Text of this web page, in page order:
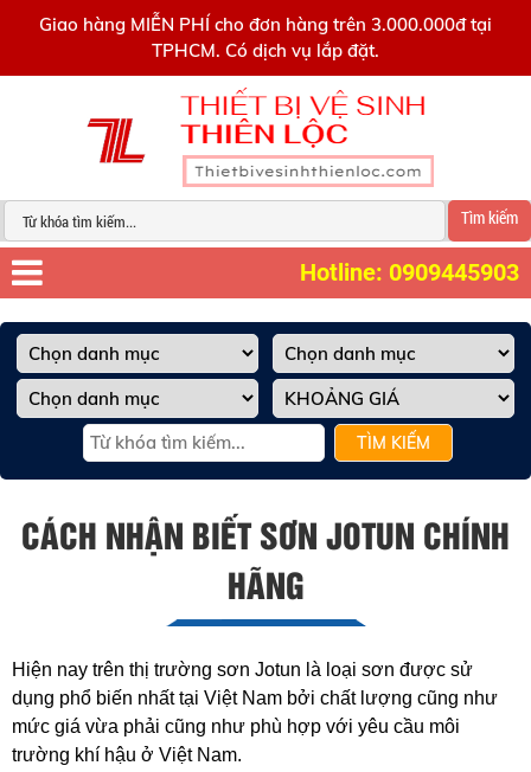
Giao hàng MIỄN PHÍ cho đơn hàng trên 3.000.000đ tại
TPHCM. Có dịch vụ lắp đặt.
Tìm kiếm
Hotline: 0909445903
TÌM KIẾM
CÁCH NHẬN BIẾT SƠN JOTUN CHÍNH
HÃNG
Hiện nay trên thị trường sơn Jotun là loại sơn được sử
dụng phổ biến nhất tại Việt Nam bởi chất lượng cũng như
mức giá vừa phải cũng như phù hợp với yêu cầu môi
trường khí hậu ở Việt Nam.
0909445903